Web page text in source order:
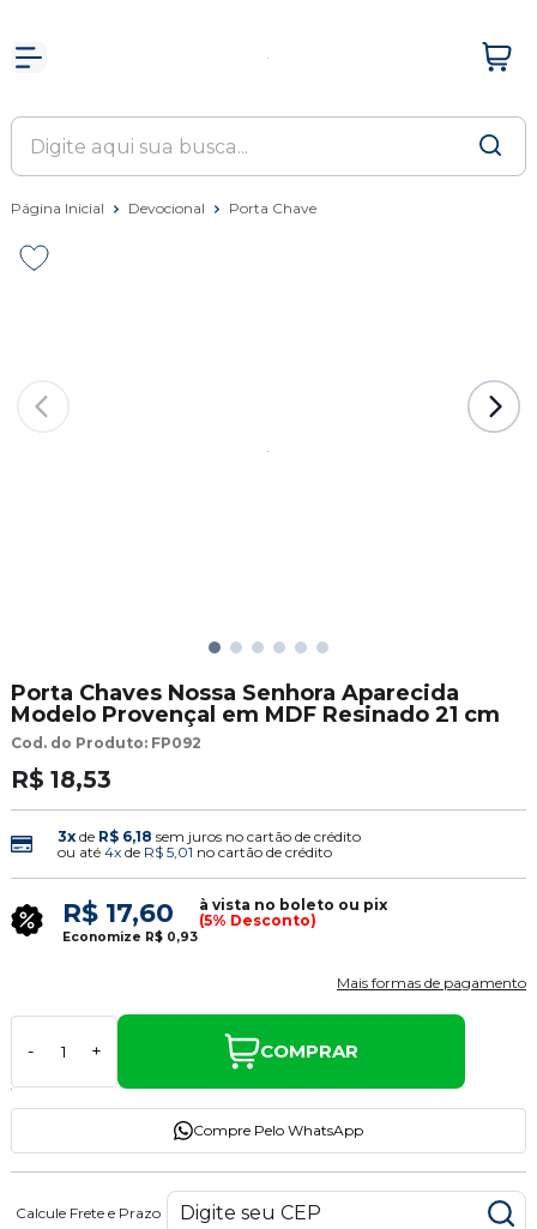
Página Inicial Devocional Porta Chave
Porta Chaves Nossa Senhora Aparecida
Modelo Provençal em MDF Resinado 21 cm
Cod. do Produto: FP092
R$ 18,53
3xde R$ 6,18 sem juros no cartão de crédito
ou até 4xde R$ 5,01 no cartão de crédito
R$ 17,60
à vista no boleto ou pix
(5% Desconto)
Economize R$ 0,93
Mais formas de pagamento
- + COMPRAR
Compre Pelo WhatsApp
Calcule Frete e Prazo